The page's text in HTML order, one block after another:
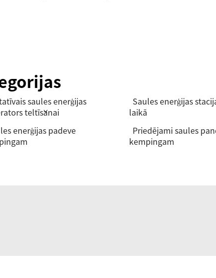
saules enerģijas
teltīšanai
Saules enerģijas
laikā
enerģijas padeve
Priedējami saules
kempingam